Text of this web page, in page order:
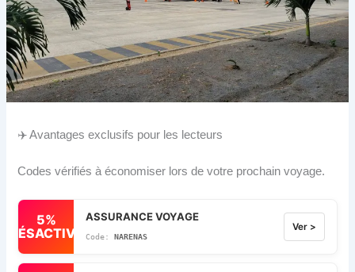
✈️ Avantages exclusifs pour les lecteurs
Codes vérifiés à économiser lors de votre prochain voyage.
5%
DÉSACTIVÉ
ASSURANCE VOYAGE
NARENAS
Ver >